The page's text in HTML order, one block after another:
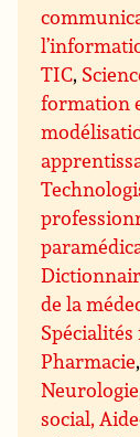
TIC,
formation
de la
Spécialités
Pharmacie
social,